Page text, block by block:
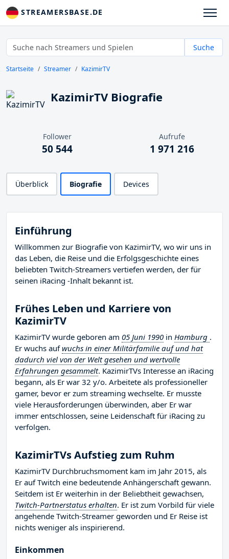
STREAMERSBASE.DE
Suche
Startseite Streamer KazimirTV
KazimirTV Biografie
Follower
50 544
Aufrufe
1 971 216
Überblick Biografie Devices
Einführung
Willkommen zur Biografie von KazimirTV, wo wir uns in
das Leben, die Reise und die Erfolgsgeschichte eines
beliebten Twitch-Streamers vertiefen werden, der für
seinen iRacing -Inhalt bekannt ist.
Frühes Leben und Karriere von
KazimirTV
KazimirTV wurde geboren am 05 Juni 1990 in Hamburg .
Er wuchs aufwuchs in einer Militärfamilie auf und hat
dadurch viel von der Welt gesehen und wertvolle
Erfahrungen gesammelt. KazimirTVs Interesse an iRacing
begann, als Er war 32 y/o. Arbeitete als professioneller
gamer, bevor er zum streaming wechselte. Er musste
viele Herausforderungen überwinden, aber Er war
immer entschlossen, seine Leidenschaft für iRacing zu
verfolgen.
KazimirTVs Aufstieg zum Ruhm
KazimirTV Durchbruchsmoment kam im Jahr 2015, als
Er auf Twitch eine bedeutende Anhängerschaft gewann.
Seitdem ist Er weiterhin in der Beliebtheit gewachsen,
Twitch-Partnerstatus erhalten. Er ist zum Vorbild für viele
angehende Twitch-Streamer geworden und Er Reise ist
nichts weniger als inspirierend.
Einkommen